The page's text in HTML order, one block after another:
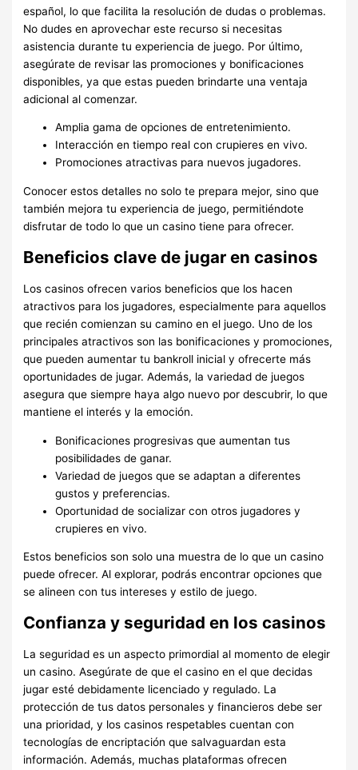
español, lo que facilita la resolución de dudas o problemas.
No dudes en aprovechar este recurso si necesitas
asistencia durante tu experiencia de juego. Por último,
asegúrate de revisar las promociones y bonificaciones
disponibles, ya que estas pueden brindarte una ventaja
adicional al comenzar.
Amplia gama de opciones de entretenimiento.
Interacción en tiempo real con crupieres en vivo.
Promociones atractivas para nuevos jugadores.
Conocer estos detalles no solo te prepara mejor, sino que
también mejora tu experiencia de juego, permitiéndote
disfrutar de todo lo que un casino tiene para ofrecer.
Beneficios clave de jugar en casinos
Los casinos ofrecen varios beneficios que los hacen
atractivos para los jugadores, especialmente para aquellos
que recién comienzan su camino en el juego. Uno de los
principales atractivos son las bonificaciones y promociones,
que pueden aumentar tu bankroll inicial y ofrecerte más
oportunidades de jugar. Además, la variedad de juegos
asegura que siempre haya algo nuevo por descubrir, lo que
mantiene el interés y la emoción.
Bonificaciones progresivas que aumentan tus
posibilidades de ganar.
Variedad de juegos que se adaptan a diferentes
gustos y preferencias.
Oportunidad de socializar con otros jugadores y
crupieres en vivo.
Estos beneficios son solo una muestra de lo que un casino
puede ofrecer. Al explorar, podrás encontrar opciones que
se alineen con tus intereses y estilo de juego.
Confianza y seguridad en los casinos
La seguridad es un aspecto primordial al momento de elegir
un casino. Asegúrate de que el casino en el que decidas
jugar esté debidamente licenciado y regulado. La
protección de tus datos personales y financieros debe ser
una prioridad, y los casinos respetables cuentan con
tecnologías de encriptación que salvaguardan esta
información. Además, muchas plataformas ofrecen